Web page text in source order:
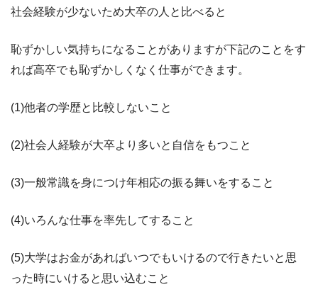
社会経験が少ないため大卒の人と比べると
恥ずかしい気持ちになることがありますが下記のことをす
れば高卒でも恥ずかしくなく仕事ができます。
(1)他者の学歴と比較しないこと
(2)社会人経験が大卒より多いと自信をもつこと
(3)一般常識を身につけ年相応の振る舞いをすること
(4)いろんな仕事を率先してすること
(5)大学はお金があればいつでもいけるので行きたいと思
った時にいけると思い込むこと